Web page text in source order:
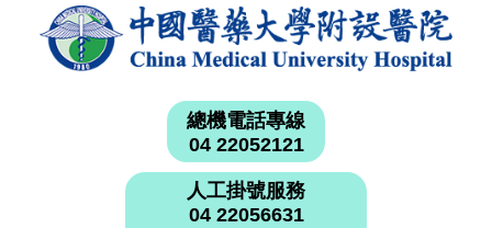
總機電話專線
04 22052121
人工掛號服務
04 22056631